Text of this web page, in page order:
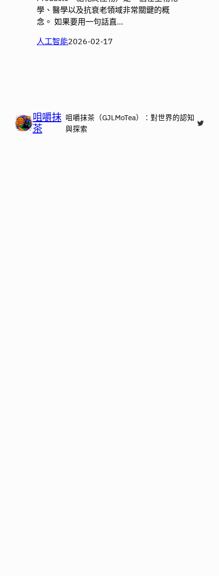
學、醫學以及抗衰老領域非常關鍵的概
念。 如果要用一句話直…
人工智能2026-02-17
咀嚼抹
茶
咀嚼抹茶（GJLMoTea）：對世界的認知
與探索
X